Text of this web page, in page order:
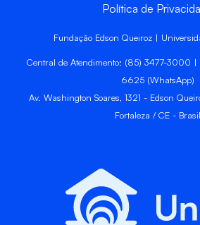
Política de
Fundação Edson Queiroz |
Central de Atendimento: (85) 3477-
6625 (WhatsApp)
Av. Washington Soares, 1321 - Edson
Fortaleza / CE - Brasil